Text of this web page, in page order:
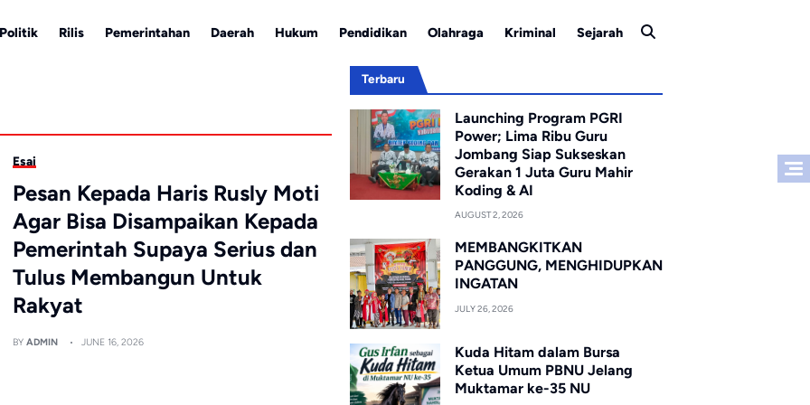
Politik Rilis Pemerintahan Daerah Hukum Pendidikan Olahraga Kriminal Sejarah
Esai
Pesan Kepada Haris Rusly Moti
Agar Bisa Disampaikan Kepada
Pemerintah Supaya Serius dan
Tulus Membangun Untuk
Rakyat
BYADMIN JUNE 16, 2026
Terbaru
Launching Program PGRI
Power; Lima Ribu Guru
Jombang Siap Sukseskan
Gerakan 1 Juta Guru Mahir
Koding & AI
AUGUST 2, 2026
MEMBANGKITKAN
PANGGUNG, MENGHIDUPKAN
INGATAN
JULY 26, 2026
Kuda Hitam dalam Bursa
Ketua Umum PBNU Jelang
Muktamar ke-35 NU